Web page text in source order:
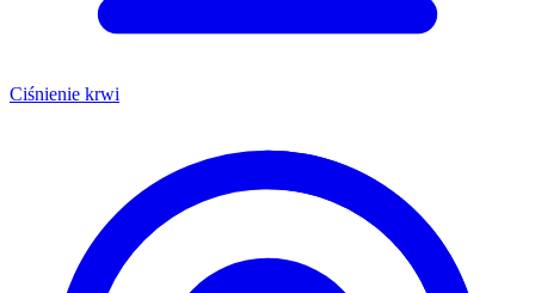
Ciśnienie krwi